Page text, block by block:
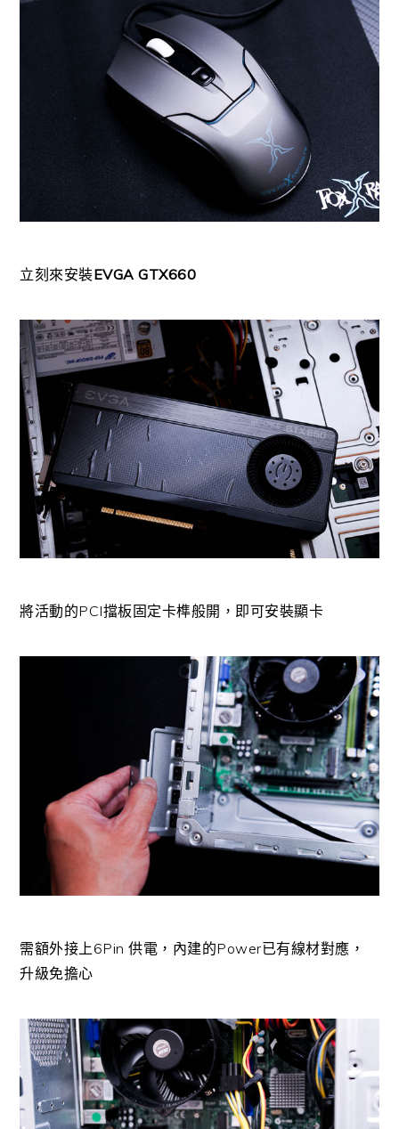
立刻來安裝EVGA GTX660
將活動的PCI擋板固定卡榫般開，即可安裝顯卡
需額外接上6Pin 供電，內建的Power已有線材對應，
升級免擔心